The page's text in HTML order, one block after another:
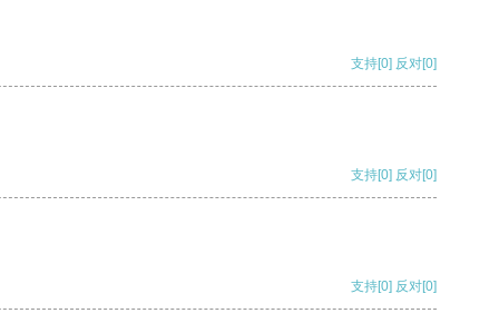
支持[0] 反对[0]
支持[0] 反对[0]
支持[0] 反对[0]